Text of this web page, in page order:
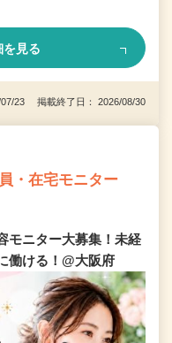
を見る
07/23 掲載終了日： 2026/08/30
・在宅モニター
モニター大募集！未経
働ける！@大阪府